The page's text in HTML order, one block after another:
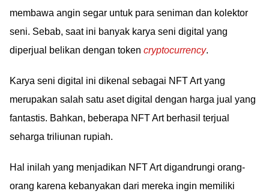
membawa angin segar untuk para seniman dan kolektor
seni. Sebab, saat ini banyak karya seni digital yang
diperjual belikan dengan token cryptocurrency.
Karya seni digital ini dikenal sebagai NFT Art yang
merupakan salah satu aset digital dengan harga jual yang
fantastis. Bahkan, beberapa NFT Art berhasil terjual
seharga triliunan rupiah.
Hal inilah yang menjadikan NFT Art digandrungi orang-
orang karena kebanyakan dari mereka ingin memiliki